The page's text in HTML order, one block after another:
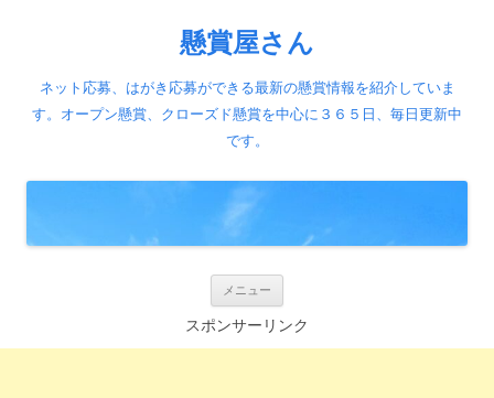
懸賞屋さん
ネット応募、はがき応募ができる最新の懸賞情報を紹介していま
す。オープン懸賞、クローズド懸賞を中心に３６５日、毎日更新中
です。
メニュー
ン
ツ
スポンサーリンク